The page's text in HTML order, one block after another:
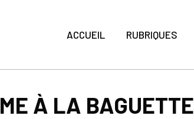
ACCUEIL RUBRIQUES
À LA BAGUETTE